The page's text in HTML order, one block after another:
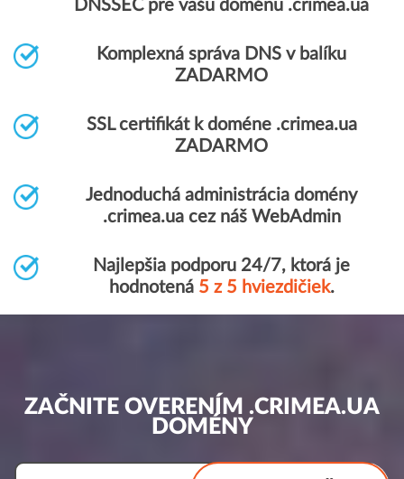
DNSSEC pre vašu doménu .crimea.ua
Komplexná správa DNS v balíku
ZADARMO
SSL certifikát k doméne .crimea.ua
ZADARMO
Jednoduchá administrácia domény
.crimea.ua cez náš WebAdmin
Najlepšia podporu 24/7, ktorá je
hodnotená 5 z 5 hviezdičiek.
ZAČNITE OVERENÍM .CRIMEA.UA
DOMÉNY